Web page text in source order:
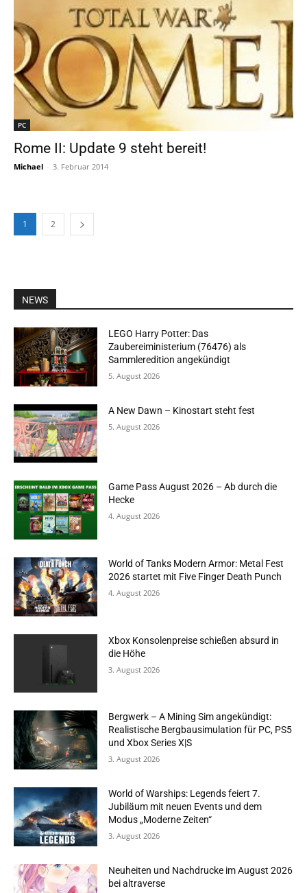
PC
Rome II: Update 9 steht bereit!
Michael - 3. Februar 2014
1 2
NEWS
LEGO Harry Potter: Das
Zaubereiministerium (76476) als
Sammleredition angekündigt
5. August 2026
A New Dawn – Kinostart steht fest
5. August 2026
Game Pass August 2026 – Ab durch die
Hecke
4. August 2026
World of Tanks Modern Armor: Metal Fest
2026 startet mit Five Finger Death Punch
4. August 2026
Xbox Konsolenpreise schießen absurd in
die Höhe
3. August 2026
Bergwerk – A Mining Sim angekündigt:
Realistische Bergbausimulation für PC, PS5
und Xbox Series X|S
3. August 2026
World of Warships: Legends feiert 7.
Jubiläum mit neuen Events und dem
Modus „Moderne Zeiten“
3. August 2026
Neuheiten und Nachdrucke im August 2026
bei altraverse